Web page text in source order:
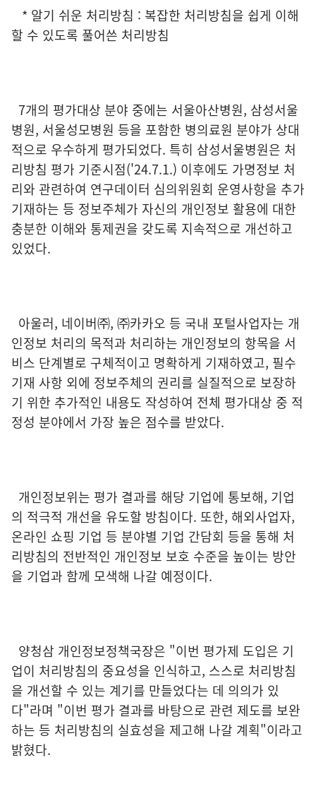
* 알기 쉬운 처리방침 : 복잡한 처리방침을 쉽게 이해
할 수 있도록 풀어쓴 처리방침
7개의 평가대상 분야 중에는 서울아산병원, 삼성서울
병원, 서울성모병원 등을 포함한 병의료원 분야가 상대
적으로 우수하게 평가되었다. 특히 삼성서울병원은 처
리방침 평가 기준시점('24.7.1.) 이후에도 가명정보 처
리와 관련하여 연구데이터 심의위원회 운영사항을 추가
기재하는 등 정보주체가 자신의 개인정보 활용에 대한
충분한 이해와 통제권을 갖도록 지속적으로 개선하고
있었다.
아울러, 네이버㈜, ㈜카카오 등 국내 포털사업자는 개
인정보 처리의 목적과 처리하는 개인정보의 항목을 서
비스 단계별로 구체적이고 명확하게 기재하였고, 필수
기재 사항 외에 정보주체의 권리를 실질적으로 보장하
기 위한 추가적인 내용도 작성하여 전체 평가대상 중 적
정성 분야에서 가장 높은 점수를 받았다.
개인정보위는 평가 결과를 해당 기업에 통보해, 기업
의 적극적 개선을 유도할 방침이다. 또한, 해외사업자,
온라인 쇼핑 기업 등 분야별 기업 간담회 등을 통해 처
리방침의 전반적인 개인정보 보호 수준을 높이는 방안
을 기업과 함께 모색해 나갈 예정이다.
양청삼 개인정보정책국장은 "이번 평가제 도입은 기
업이 처리방침의 중요성을 인식하고, 스스로 처리방침
을 개선할 수 있는 계기를 만들었다는 데 의의가 있
다"라며 "이번 평가 결과를 바탕으로 관련 제도를 보완
하는 등 처리방침의 실효성을 제고해 나갈 계획"이라고
밝혔다.